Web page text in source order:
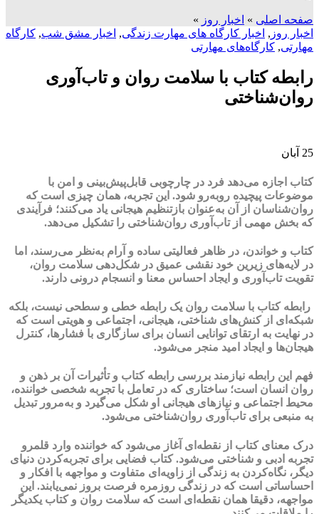
صفحه اصلی » اخبار روز »
اخبار روز , اخبار کارگاه های مهارت زندگی, اخبار مشق شب, کارگاه
مهارتی, کارگاه‌های مهارتی
رابطه کتاب با سلامت روان و تاب‌آوری
روان‌شناختی
25 آبان
کتاب اجازه می‌دهد فرد در چارچوبی قابل‌پیش‌بینی و امن با
موضوعات پیچیده روبه‌رو شود. این تجربه، همان چیزی است که
روان‌شناسان از آن به‌عنوان بازتنظیم هیجانی یاد می‌کنند؛ فرآیندی
که بخش مهمی از تاب‌آوری روان‌شناختی را تشکیل می‌دهد.
کتاب و خواندن، در ظاهر فعالیتی ساده و آرام به‌نظر می‌رسند، اما
در لایه‌های زیرین خود نقشی عمیق در شکل‌دهی سلامت روان،
تقویت تاب‌آوری و ایجاد احساس معنا و انسجام درونی دارند.
رابطه کتاب با سلامت روان یک رابطه خطی و سطحی نیست، بلکه
شبکه‌ای از کنش‌های شناختی، هیجانی، اجتماعی و هویتی است که
در نهایت به ارتقای توانایی انسان برای سازگاری با فشارها، کنترل
هیجان‌ها و ایجاد امید منجر می‌شود.
فهم این رابطه نیازمند بررسی رابطه کتاب و تأثیرات آن بر ذهن و
روان انسان است؛ ساختاری که در تعامل با تجربه شخصی خواننده،
محیط اجتماعی و نیازهای هیجانی او شکل می‌گیرد و به‌مرور تبدیل
به منبعی برای تاب‌آوری روان‌شناختی می‌شود.
درک معنای کتاب از نقطه‌ای آغاز می‌شود که خواننده وارد قلمرو
تجربه ادبی و شناختی می‌شود. کتاب فضایی برای تجربه‌کردن دنیای
دیگر، نگاه‌کردن به زندگی از زاویه‌ای متفاوت و مواجهه با افکار و
احساساتی است که در زندگی روزمره فرصت بروز نمی‌یابند. این
مواجهه، دقیقا همان نقطه‌ای است که سلامت روان و کتاب یکدیگر